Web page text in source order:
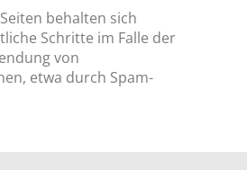
behalten sich
Schritte im Falle der
von
etwa durch Spam-